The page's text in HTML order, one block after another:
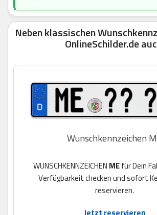
Neben klassischen
OnlineSchilder.de
Wunschkennzeichen
WUNSCHKENNZEICHEN MEfür Dein
Verfügbarkeit checken und sofort
reservieren.
Jetzt reservieren